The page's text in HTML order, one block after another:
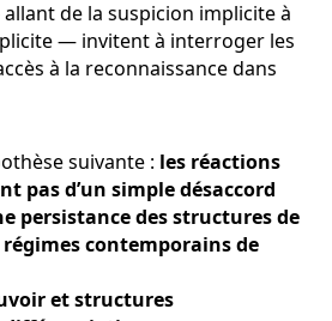
de la suspicion implicite à
— invitent à interroger les
à la reconnaissance dans
suivante : les réactions
pas d’un simple désaccord
persistance des structures de
contemporains de
et structures